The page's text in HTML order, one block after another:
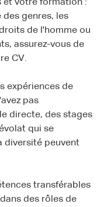
et votre formation :
des genres, les
de l'homme ou
assurez-vous de
CV.
expériences de
pas
directe, des stages
qui se
diversité peuvent
transférables
des rôles de